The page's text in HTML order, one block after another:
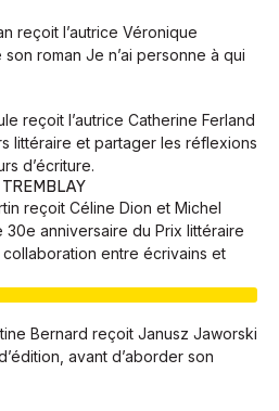
reçoit l’autrice Véronique
roman Je n’ai personne à qui
reçoit l’autrice Catherine Ferland
littéraire et partager les réflexions
d’écriture.
reçoit Céline Dion et Michel
anniversaire du Prix littéraire
entre écrivains et
Bernard reçoit Janusz Jaworski
avant d’aborder son